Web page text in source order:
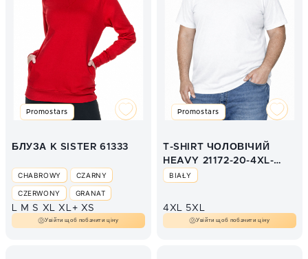
Promostars
БЛУЗА K SISTER 61333
CHABROWY CZARNY
CZERWONY GRANAT
NIEBIESKI SZARY MELANŻ
L M S XL XL+ XS
Увійти щоб побачити ціну
Promostars
T-SHIRT ЧОЛОВІЧИЙ
HEAVY 21172-20-4XL-
5XL
BIAŁY
4XL 5XL
Увійти щоб побачити ціну